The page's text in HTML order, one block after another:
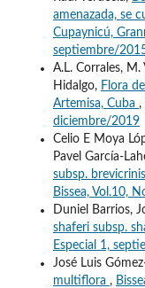
amenazada, se
Cupaynicú,
septiembre/
A.L. Corrales, M.
Hidalgo, Flora
Artemisa, Cuba ,
diciembre/2019
Celio E Moya
Pavel García-
subsp.
Bissea, Vol.10,
Duniel Barrios,
shaferi subsp.
Especial 1,
José Luis
multiflora ,